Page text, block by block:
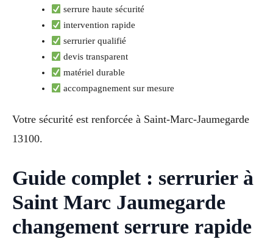
serrure haute sécurité
intervention rapide
serrurier qualifié
devis transparent
matériel durable
accompagnement sur mesure
Votre sécurité est renforcée à Saint-Marc-Jaumegarde
13100.
Guide complet : serrurier à
Saint Marc Jaumegarde
changement serrure rapide